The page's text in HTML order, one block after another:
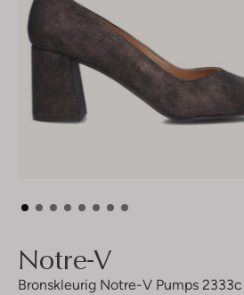
Notre-V
Bronskleurig Notre-V Pumps 2333c